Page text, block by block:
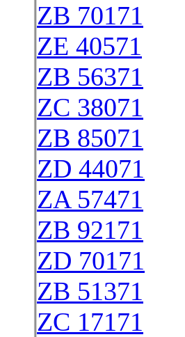
ZB 70171
ZE 40571
ZB 56371
ZC 38071
ZB 85071
ZD 44071
ZA 57471
ZB 92171
ZD 70171
ZB 51371
ZC 17171